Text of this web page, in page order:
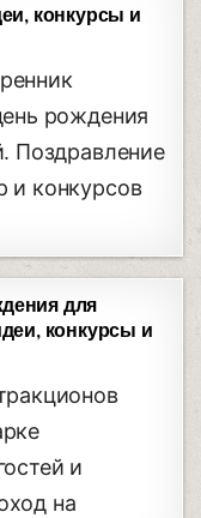
конкурсы и
рождения
Поздравление
и конкурсов
для
конкурсы и
и
на